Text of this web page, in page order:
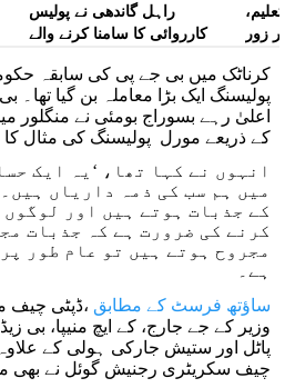
راہل گاندھی نے پولیس
کارروائی کا سامنا کرنے والے
زور
کرناٹک میں بی جے پی کی سابقہ
پولیسنگ ایک بڑا معاملہ بن گیا
اعلیٰ رہے بسوراج بومئی نے منگلور
کے ذریعے مورل پولیسنگ کی مثال کا
انہوں نے کہا تھا، ‘یہ ایک
میں ہم سب کی ذمہ داریاں
کے جذبات ہوتے ہیں اور
کرنے کی ضرورت ہے کہ جذبات
مجروح ہوتے ہیں تو عام طور
ہے۔
ساؤتھ فرسٹ کے مطابق ،ڈپٹی چیف
وزیر کے جے جارج، کے ایچ منیپا، بی
پاٹل اور ستیش جارکی ہولی کے
چیف سکریٹری رجنیش گوئل نے بھی